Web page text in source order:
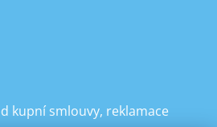
kupní smlouvy, reklamace